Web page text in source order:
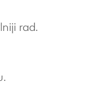
rad.